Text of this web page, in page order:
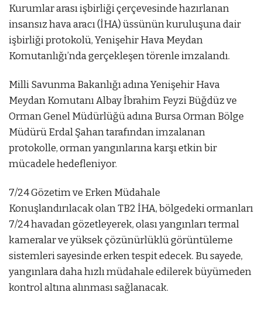
Kurumlar arası işbirliği çerçevesinde hazırlanan
insansız hava aracı (İHA) üssünün kuruluşuna dair
işbirliği protokolü, Yenişehir Hava Meydan
Komutanlığı’nda gerçekleşen törenle imzalandı.
mostbet azmostbet az
Milli Savunma Bakanlığı adına Yenişehir Hava
Meydan Komutanı Albay İbrahim Feyzi Büğdüz ve
Orman Genel Müdürlüğü adına Bursa Orman Bölge
Müdürü Erdal Şahan tarafından imzalanan
protokolle, orman yangınlarına karşı etkin bir
mücadele hedefleniyor.
D
i
k
i
m
e
v
7/24 Gözetim ve Erken Müdahale
Konuşlandırılacak olan TB2 İHA, bölgedeki ormanları
7/24 havadan gözetleyerek, olası yangınları termal
kameralar ve yüksek çözünürlüklü görüntüleme
sistemleri sayesinde erken tespit edecek. Bu sayede,
yangınlara daha hızlı müdahale edilerek büyümeden
kontrol altına alınması sağlanacak.